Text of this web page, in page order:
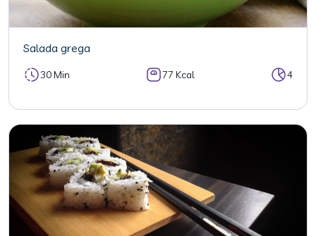
Salada grega
30 Min 77 Kcal 4